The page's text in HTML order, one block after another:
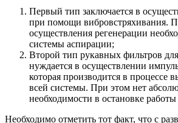
Первый тип заключается в
при помощи вибровстряхивания.
осуществления регенерации
системы аспирации;
Второй тип рукавных фильтров
нуждается в осуществлении
которая производится в процессе
всей системы. При этом нет
необходимости в остановке
Необходимо отметить тот факт, что с